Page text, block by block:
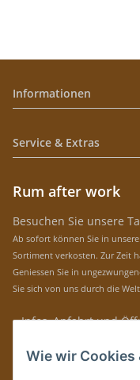
Informationen
Service & Extras
Rum after work
Besuchen Sie unsere
Ab sofort können Sie in
Sortiment verkosten. Zur Zeit
Geniessen Sie in
Sie sich von uns durch die
» Infos, Anfahrt und
Immer auf dem
Wie wir Cookies